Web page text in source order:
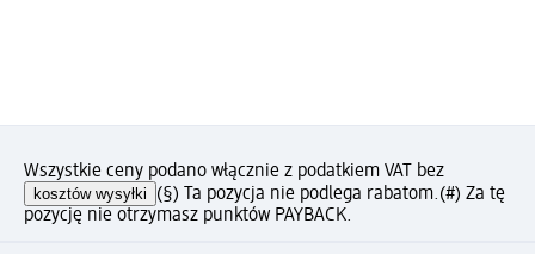
Wszystkie ceny podano włącznie z podatkiem VAT bez
kosztów wysyłki (§) Ta pozycja nie podlega rabatom.(#) Za tę
pozycję nie otrzymasz punktów PAYBACK.